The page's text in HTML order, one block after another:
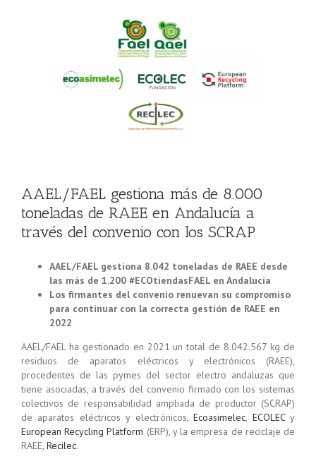
AAEL/FAEL gestiona más de 8.000
toneladas de RAEE en Andalucía a
través del convenio con los SCRAP
AAEL/FAEL gestiona 8.042 toneladas de RAEE desde
las más de 1.200 #ECOtiendasFAEL en Andalucía
Los firmantes del convenio renuevan su compromiso
para continuar con la correcta gestión de RAEE en
2022
AAEL/FAEL ha gestionado en 2021 un total de 8.042.567 kg de
residuos de aparatos eléctricos y electrónicos (RAEE),
procedentes de las pymes del sector electro andaluzas que
tiene asociadas, a través del convenio firmado con los sistemas
colectivos de responsabilidad ampliada de productor (SCRAP)
de aparatos eléctricos y electrónicos,Ecoasimelec, ECOLECy
European Recycling Platform (ERP), yla empresa de reciclaje de
RAEE, Recilec.